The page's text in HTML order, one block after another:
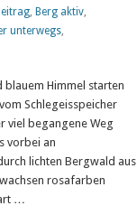
, Berg aktiv,
unterwegs,
blauem Himmel starten
Schlegeisspeicher
viel begangene Weg
vorbei an
lichten Bergwald aus
rosafarben
…